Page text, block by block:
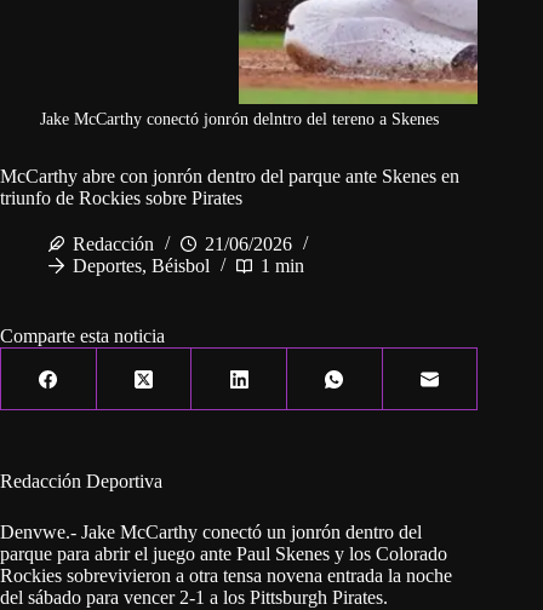
Jake McCarthy conectó jonrón delntro del tereno a Skenes
McCarthy abre con jonrón dentro del parque ante Skenes en
triunfo de Rockies sobre Pirates
Redacción
21/06/2026
Deportes, Béisbol 1 min
Comparte esta noticia
Redacción Deportiva
Denvwe.- Jake McCarthy conectó un jonrón dentro del
parque para abrir el juego ante Paul Skenes y los Colorado
Rockies sobrevivieron a otra tensa novena entrada la noche
del sábado para vencer 2-1 a los Pittsburgh Pirates.